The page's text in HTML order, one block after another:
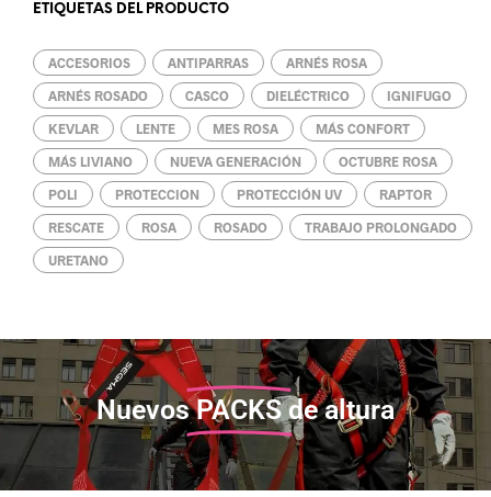
ETIQUETAS DEL PRODUCTO
ACCESORIOS ANTIPARRAS ARNÉS ROSA
ARNÉS ROSADO CASCO DIELÉCTRICO IGNIFUGO
KEVLAR LENTE MES ROSA MÁS CONFORT
MÁS LIVIANO NUEVA GENERACIÓN OCTUBRE ROSA
POLI PROTECCION PROTECCIÓN UV RAPTOR
RESCATE ROSA ROSADO TRABAJO PROLONGADO
URETANO
NuevosPACKS de altura